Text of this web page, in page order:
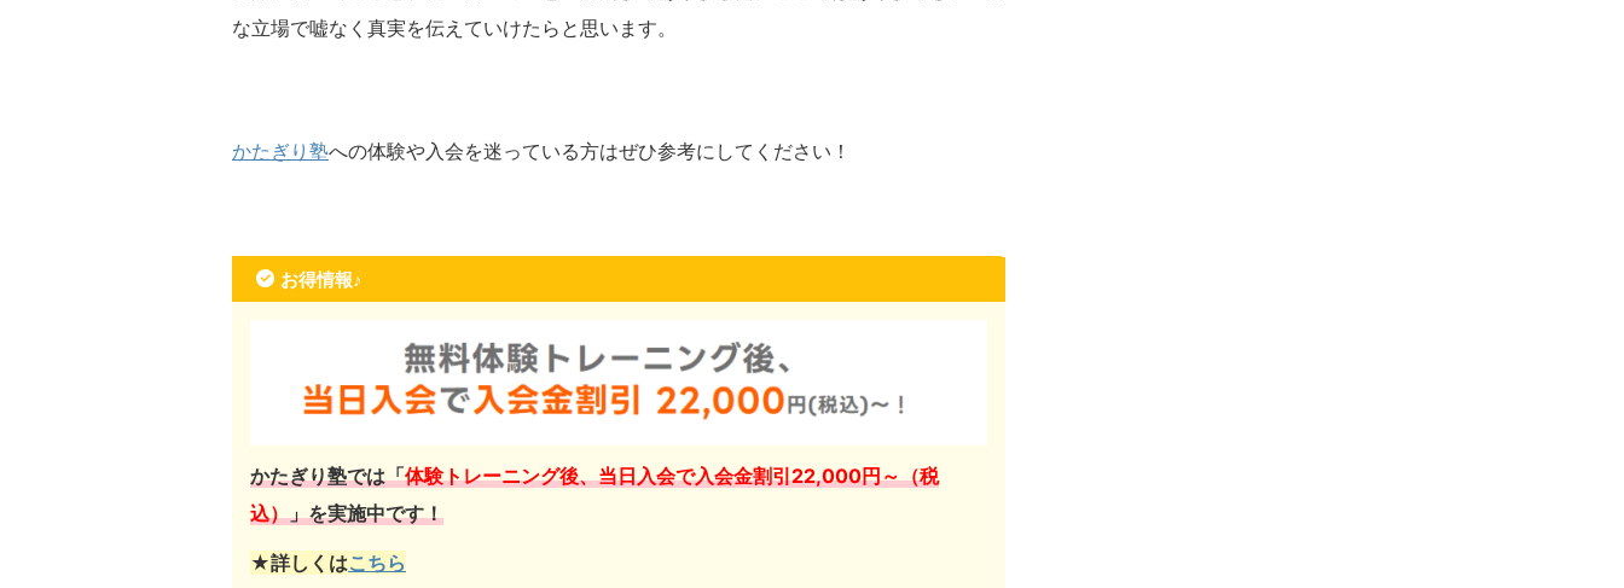
な立場で嘘なく真実を伝えていけたらと思います。
かたぎり塾への体験や入会を迷っている方はぜひ参考にしてください！
お得情報♪
かたぎり塾では「体験トレーニング後、当日入会で入会金割引22,000円～（税
込）」を実施中です！
★詳しくはこちら